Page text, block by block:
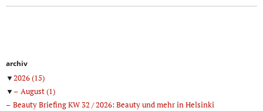
archiv
▼2026(15)
▼
August(1)
Beauty Briefing KW 32 / 2026: Beauty und mehr in Helsinki